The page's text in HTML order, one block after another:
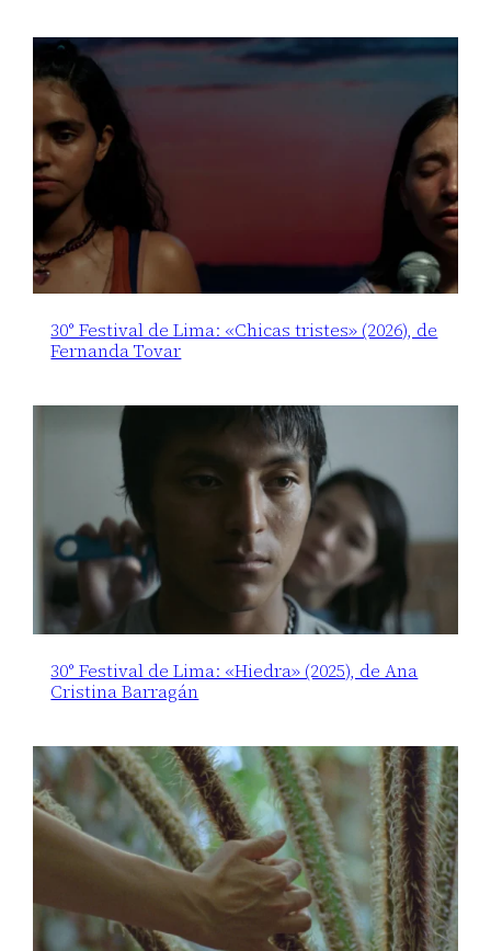
30° Festival de Lima: «Chicas tristes» (2026), de
Fernanda Tovar
30° Festival de Lima: «Hiedra» (2025), de Ana
Cristina Barragán